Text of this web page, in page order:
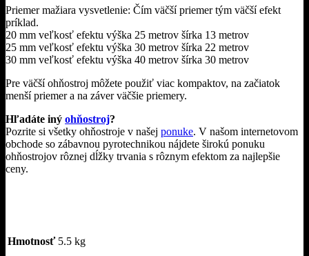
Priemer mažiara vysvetlenie: Čím väčší priemer tým väčší efekt
príklad.
20 mm veľkosť efektu výška 25 metrov šírka 13 metrov
25 mm veľkosť efektu výška 30 metrov šírka 22 metrov
30 mm veľkosť efektu výška 40 metrov šírka 30 metrov
Pre väčší ohňostroj môžete použiť viac kompaktov, na začiatok
menší priemer a na záver väčšie priemery.
Hľadáte iný ohňostroj?
Pozrite si všetky ohňostroje v našej ponuke. V našom internetovom
obchode so zábavnou pyrotechnikou nájdete širokú ponuku
ohňostrojov rôznej dĺžky trvania s rôznym efektom za najlepšie
ceny.
Hmotnosť 5.5 kg